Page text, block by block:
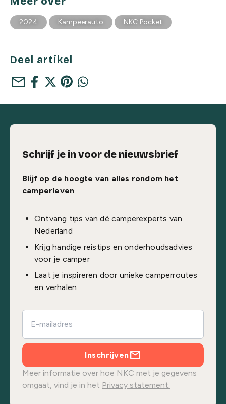
2024 Kampeerauto NKC Pocket
Deel artikel
mail
Schrijf je in voor de nieuwsbrief
Blijf op de hoogte van alles rondom het
camperleven
Ontvang tips van dé camperexperts van
Nederland
Krijg handige reistips en onderhoudsadvies
voor je camper
Laat je inspireren door unieke camperroutes
en verhalen
Inschrijven
Meer informatie over hoe NKC met je gegevens
omgaat, vind je in het Privacy statement.